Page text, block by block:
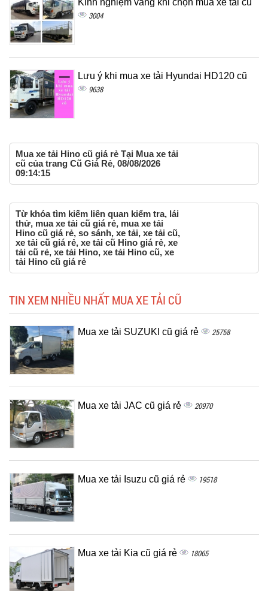
Kinh nghiệm vàng khi chọn mua xe tải cũ
3004
Lưu ý khi mua xe tải Hyundai HD120 cũ
9638
Mua xe tải Hino cũ giá rẻ Tại Mua xe tải
cũ của trang Cũ Giá Rẻ, 08/08/2026
09:14:15
Từ khóa tìm kiếm liên quan kiểm tra, lái
thử, mua xe tải cũ giá rẻ, mua xe tải
Hino cũ giá rẻ, so sánh, xe tải, xe tải cũ,
xe tải cũ giá rẻ, xe tải cũ Hino giá rẻ, xe
tải cũ rẻ, xe tải Hino, xe tải Hino cũ, xe
tải Hino cũ giá rẻ
TIN XEM NHIỀU NHẤT MUA XE TẢI CŨ
Mua xe tải SUZUKI cũ giá rẻ 25758
Mua xe tải JAC cũ giá rẻ 20970
Mua xe tải Isuzu cũ giá rẻ 19518
Mua xe tải Kia cũ giá rẻ 18065